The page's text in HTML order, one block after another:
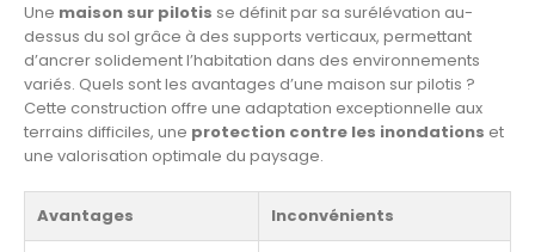
Une maison sur pilotis se définit par sa surélévation au-
dessus du sol grâce à des supports verticaux, permettant
d’ancrer solidement l’habitation dans des environnements
variés. Quels sont les avantages d’une maison sur pilotis ?
Cette construction offre une adaptation exceptionnelle aux
terrains difficiles, une protection contre les inondations et
une valorisation optimale du paysage.
Avantages Inconvénients